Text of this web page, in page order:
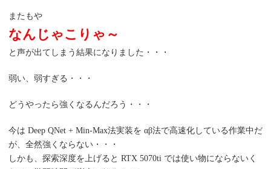
またもや
なんじゃこりゃ～
と声が出てしまう結果になりました・・・
弱い、弱すぎる・・・
どうやったら強くなるんだろう・・・
今は Deep QNet + Min-Max法実装を αβ法で高速化している作業中だ
が、全然強くならない・・・
しかも、探索深度を上げると RTX 5070ti では使い物にならないく